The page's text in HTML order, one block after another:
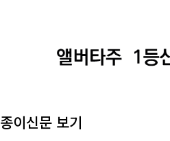
종이신문 보기